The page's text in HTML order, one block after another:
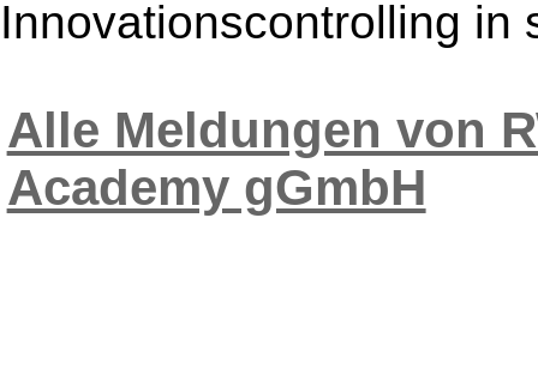
Innovationscontrolling in
Alle Meldungen von
Academy gGmbH